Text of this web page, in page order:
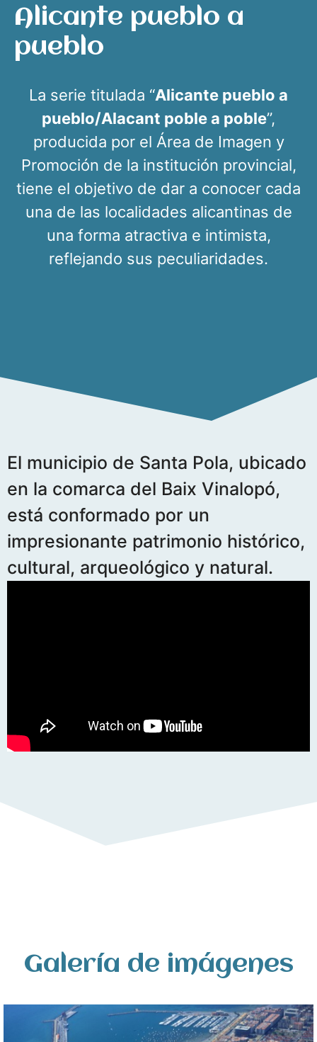
Alicante pueblo a
pueblo
La serie titulada “Alicante pueblo a
pueblo/Alacant poble a poble”,
producida por el Área de Imagen y
Promoción de la institución provincial,
tiene el objetivo de dar a conocer cada
una de las localidades alicantinas de
una forma atractiva e intimista,
reflejando sus peculiaridades.
El municipio de Santa Pola, ubicado
en la comarca del Baix Vinalopó,
está conformado por un
impresionante patrimonio histórico,
cultural, arqueológico y natural.
Galería de imágenes